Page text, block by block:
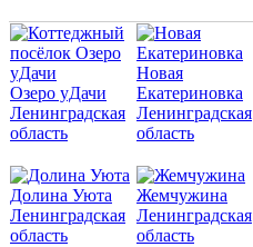
Озеро уДачи
Ленинградская
область
Новая
Екатериновка
Ленинградская
область
Долина Уюта
Ленинградская
область
Жемчужина
Ленинградская
область